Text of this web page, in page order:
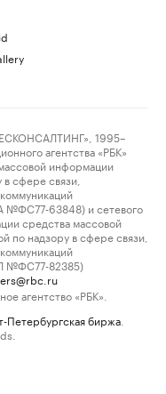
1995–
агентства «РБК»
информации
сфере связи,
№ФС77-63848) и сетевого
средства массовой
по надзору в сфере связи,
№ФС77-82385)
агентство «РБК».
Петербургская биржа